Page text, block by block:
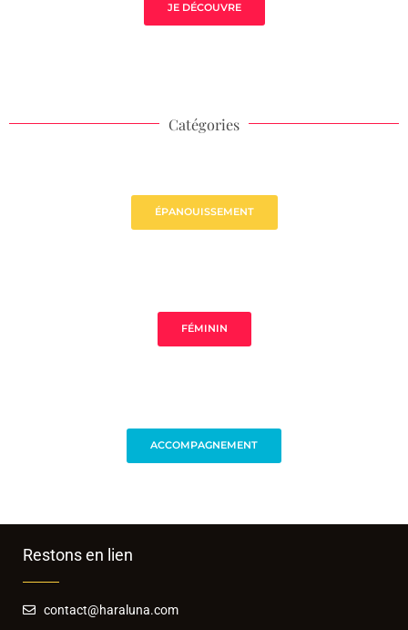
JE DÉCOUVRE
Catégories
ÉPANOUISSEMENT
FÉMININ
ACCOMPAGNEMENT
Restons en lien
contact@haraluna.com